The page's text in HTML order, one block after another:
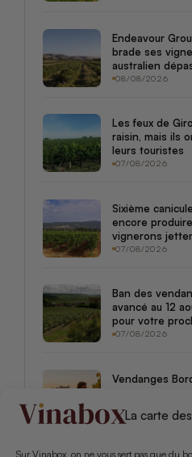
La carte
Sur Vinabox, on ne vous sert pas que du
Endeavour
brade ses
australien
08/08/2026
Les feux de
raisin, mais ils
leurs touristes
07/08/2026
Sixième
encore
vignerons
07/08/2026
Ban des
avancé au 12
pour votre
07/08/2026
Vendanges
07/08/2026